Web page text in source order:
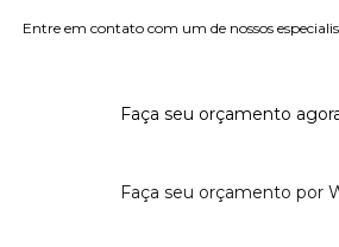
Entre em contato com um de nossos
Faça seu orçamento
Faça seu orçamento por